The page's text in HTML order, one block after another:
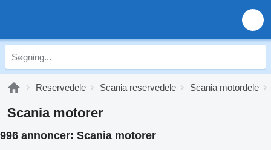
Reservedele Scania reservedele Scania motordele
Scania motorer
996 annoncer: Scania motorer